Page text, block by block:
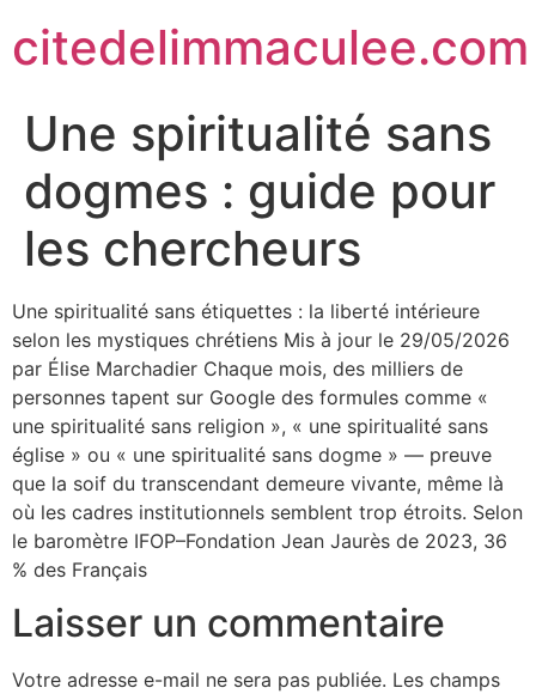
citedelimmaculee.com
Une spiritualité sans
dogmes : guide pour
les chercheurs
Une spiritualité sans étiquettes : la liberté intérieure
selon les mystiques chrétiens Mis à jour le 29/05/2026
par Élise Marchadier Chaque mois, des milliers de
personnes tapent sur Google des formules comme «
une spiritualité sans religion », « une spiritualité sans
église » ou « une spiritualité sans dogme » — preuve
que la soif du transcendant demeure vivante, même là
où les cadres institutionnels semblent trop étroits. Selon
le baromètre IFOP–Fondation Jean Jaurès de 2023, 36
% des Français
Laisser un commentaire
Votre adresse e-mail ne sera pas publiée. Les champs